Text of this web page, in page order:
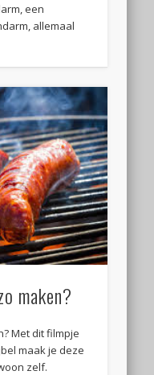
een
allemaal
maken?
Met dit filmpje
maak je deze
zelf.